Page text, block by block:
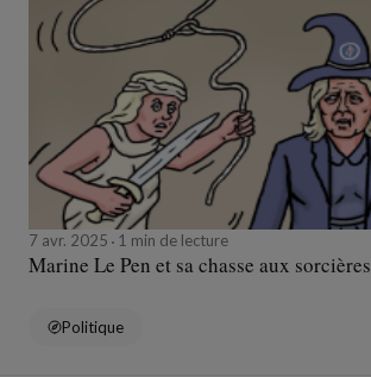
7 avr. 2025 1 min de lecture
Marine Le Pen et sa chasse aux sorcières
Politique